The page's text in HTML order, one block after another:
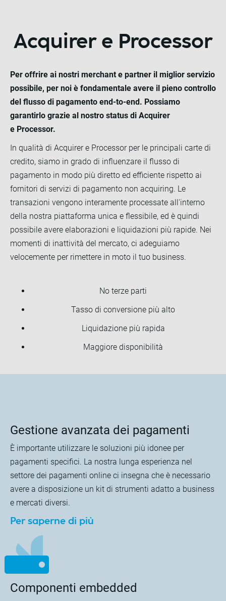
Acquirer e Processor
Per offrire ai nostri merchant e partner il miglior servizio
possibile, per noi è fondamentale avere il pieno controllo
del flusso di pagamento end-to-end. Possiamo
garantirlo grazie al nostro status di Acquirer
e Processor.
In qualità di Acquirer e Processor per le principali carte di
credito, siamo in grado di influenzare il flusso di
pagamento in modo più diretto ed efficiente rispetto ai
fornitori di servizi di pagamento non acquiring. Le
transazioni vengono interamente processate all'interno
della nostra piattaforma unica e flessibile, ed è quindi
possibile avere elaborazioni e liquidazioni più rapide. Nei
momenti di inattività del mercato, ci adeguiamo
velocemente per rimettere in moto il tuo business.
No terze parti
Tasso di conversione più alto
Liquidazione più rapida
Maggiore disponibilità
Gestione avanzata dei pagamenti
È importante utilizzare le soluzioni più idonee per
pagamenti specifici. La nostra lunga esperienza nel
settore dei pagamenti online ci insegna che è necessario
avere a disposizione un kit di strumenti adatto a business
e mercati diversi.
Per saperne di più
Componenti embedded